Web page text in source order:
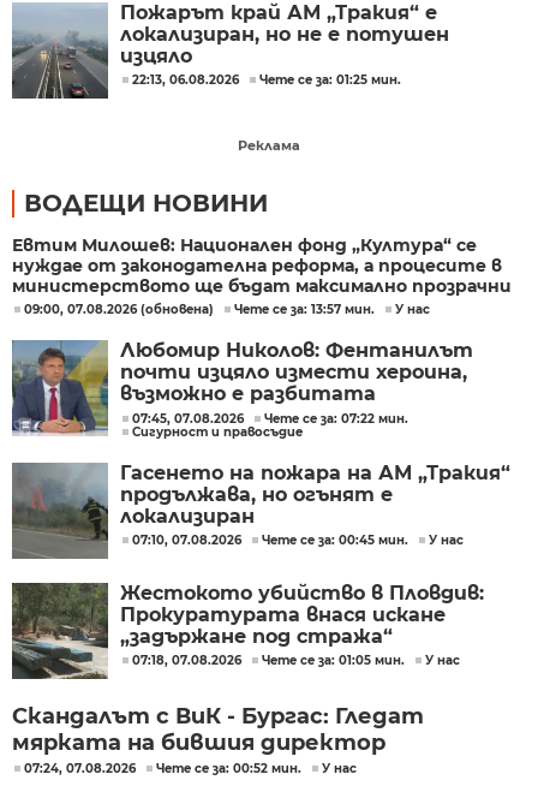
Пожарът край АМ „Тракия“ е
локализиран, но не е потушен
изцяло
22:13, 06.08.2026 Чете се за: 01:25 мин.
Реклама
ВОДЕЩИ НОВИНИ
Евтим Милошев: Национален фонд „Култура“ се
нуждае от законодателна реформа, а процесите в
министерството ще бъдат максимално прозрачни
09:00, 07.08.2026 (обновена) Чете се за: 13:57 мин. У нас
Любомир Николов: Фентанилът
почти изцяло измести хероина,
възможно е разбитата
лаборатория да е единствената у
нас
07:45, 07.08.2026
Чете се за: 07:22 мин.
Сигурност и правосъдие
Гасенето на пожара на АМ „Тракия“
продължава, но огънят е
локализиран
07:10, 07.08.2026 Чете се за: 00:45 мин. У нас
Жестокото убийство в Пловдив:
Прокуратурата внася искане
„задържане под стража“
07:18, 07.08.2026 Чете се за: 01:05 мин. У нас
Скандалът с ВиК - Бургас: Гледат
мярката на бившия директор
07:24, 07.08.2026 Чете се за: 00:52 мин. У нас